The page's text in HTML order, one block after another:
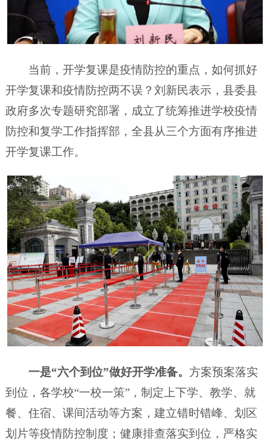
当前，开学复课是疫情防控的重点，如何抓好
开学复课和疫情防控两不误？刘新民表示，县委县
政府多次专题研究部署，成立了统筹推进学校疫情
防控和复学工作指挥部，全县从三个方面有序推进
开学复课工作。
一是“六个到位”做好开学准备。方案预案落实
到位，各学校“一校一策”，制定上下学、教学、就
餐、住宿、课间活动等方案，建立错时错峰、划区
划片等疫情防控制度；健康排查落实到位，严格实